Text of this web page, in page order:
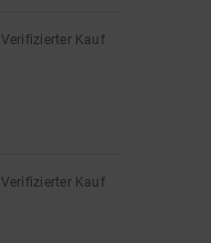
Verifizierter Kauf
Verifizierter Kauf